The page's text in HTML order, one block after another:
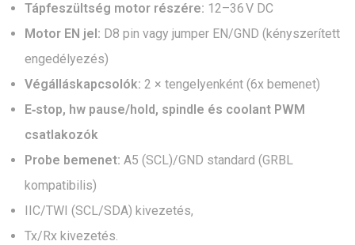
Tápfeszültség motor részére: 12–36 V DC
Motor EN jel: D8 pin vagy jumper EN/GND (kényszerített
engedélyezés)
Végálláskapcsolók: 2 × tengelyenként (6x bemenet)
E‑stop, hw pause/hold, spindle és coolant PWM
csatlakozók
Probe bemenet: A5 (SCL)/GND standard (GRBL
kompatibilis)
IIC/TWI (SCL/SDA) kivezetés,
Tx/Rx kivezetés.